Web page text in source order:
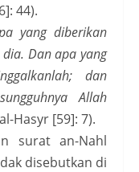
44).
yang diberikan
Dan apa yang
dan
Allah
Hasyr [59]: 7).
surat an-Nahl
disebutkan di